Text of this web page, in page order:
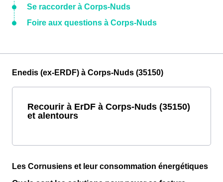
Se raccorder à Corps-Nuds
Foire aux questions à Corps-Nuds
Enedis (ex-ERDF) à Corps-Nuds (35150)
Recourir à ErDF à Corps-Nuds (35150)
et alentours
Les Cornusiens et leur consommation énergétiques